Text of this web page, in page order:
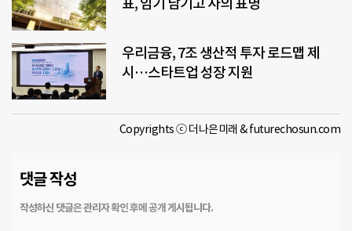
우리금융, 7조 생산적 투자 로드맵 제
시…스타트업 성장 지원
Copyrights ⓒ 더나은미래 & futurechosun.com
댓글 작성